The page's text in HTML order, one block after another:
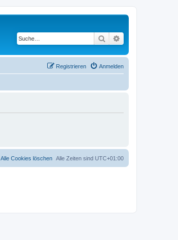
Suche
Anmelden
Registrieren
Alle Zeiten sind UTC+01:00
Alle Cookies löschen